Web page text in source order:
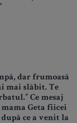
dar frumoasă
mai slăbit. Te
Ce mesaj
Geta fiicei
după ce a venit la